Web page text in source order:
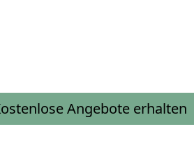
Angebote erhalten